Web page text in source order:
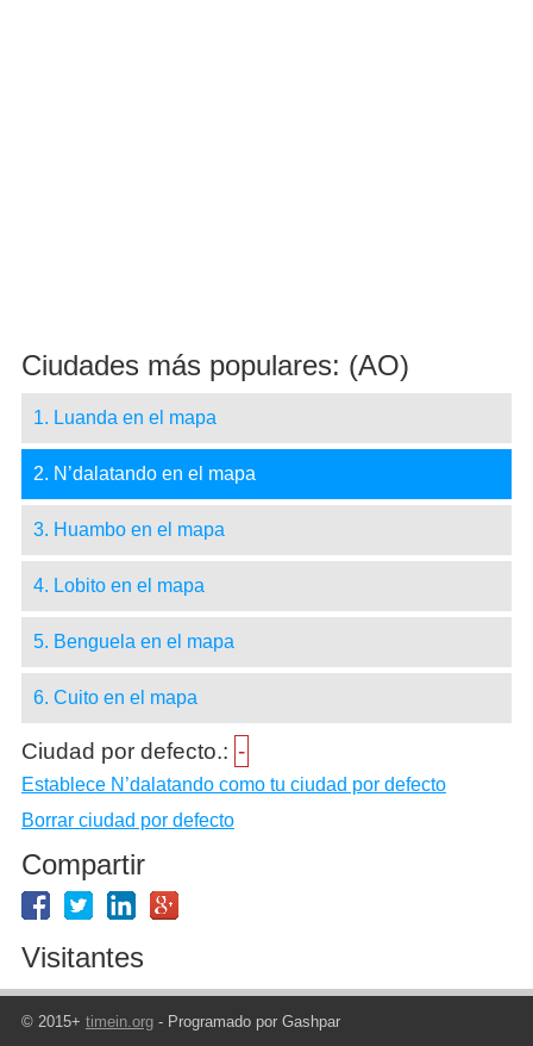
Ciudades más populares: (AO)
1. Luanda en el mapa
2. N’dalatando en el mapa
3. Huambo en el mapa
4. Lobito en el mapa
5. Benguela en el mapa
6. Cuito en el mapa
Ciudad por defecto.: -
Establece N’dalatando como tu ciudad por defecto
Borrar ciudad por defecto
Compartir
Visitantes
© 2015+ timein.org- Programado por Gashpar